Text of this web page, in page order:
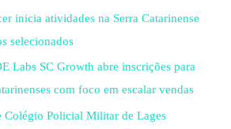
inicia atividades na Serra Catarinense
selecionados
Labs SC Growth abre inscrições para
com foco em escalar vendas
Colégio Policial Militar de Lages